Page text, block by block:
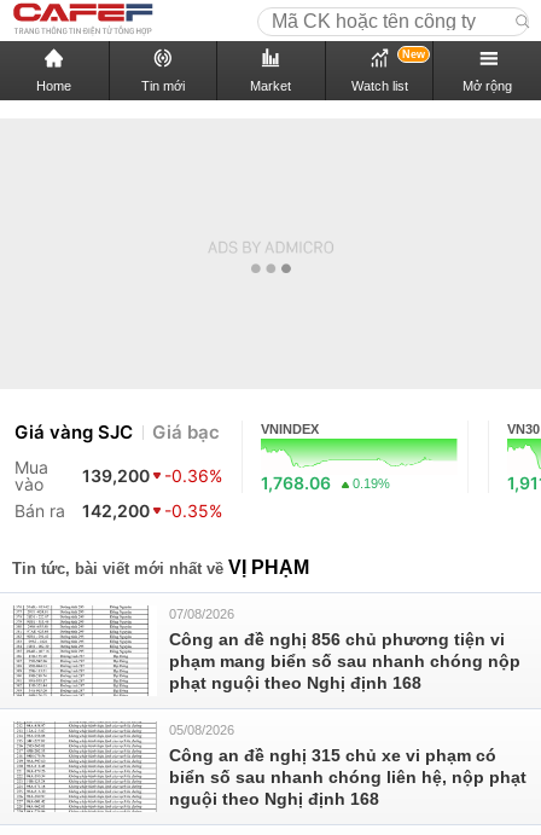
Home Tin mới Market Watch list
New
Mở rộng
Giá vàng SJC Giá bạc
Mua
vào
139,200
-0.36%
Bán ra
142,200 -0.35%
VNINDEX
1,768.06 0.19%
VN30
Tin tức, bài viết mới nhất về VỊ PHẠM
07/08/2026
Công an đề nghị 856 chủ phương tiện vi
phạm mang biển số sau nhanh chóng nộp
phạt nguội theo Nghị định 168
05/08/2026
Công an đề nghị 315 chủ xe vi phạm có
biển số sau nhanh chóng liên hệ, nộp phạt
nguội theo Nghị định 168